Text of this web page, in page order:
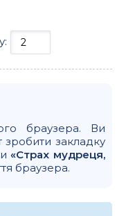
браузера. Ви
закладку
«Страх мудреця,
браузера.